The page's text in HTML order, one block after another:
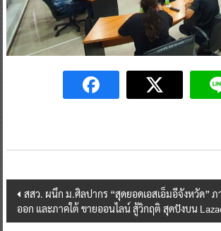
Post
navigation
สสว. ผนึก ม.ศิลปากร “สุดยอดเอสเอ็มอีจังหวัด”
ออก และภาคใต้ ขายออนไลน์ สู้วิกฤติ สุดปังบน